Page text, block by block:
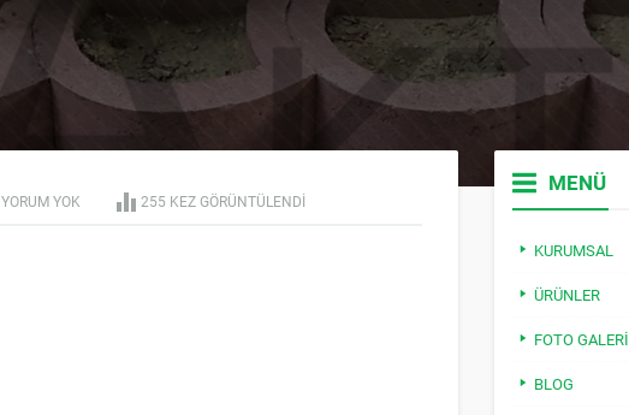
YORUM YOK 255 KEZ GÖRÜNTÜLENDI
MENÜ
KURUMSAL
ÜRÜNLER
FOTO GALERI
BLOG